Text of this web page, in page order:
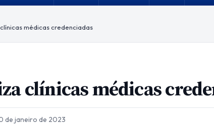
médicas credenciadas
clínicas médicas
de janeiro de 2023